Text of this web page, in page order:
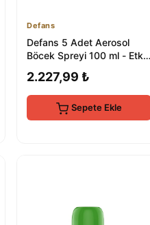
Defans
Defans 5 Adet Aerosol
Böcek Spreyi 100 ml - Etkili
2.227,99 ₺
Sepete Ekle